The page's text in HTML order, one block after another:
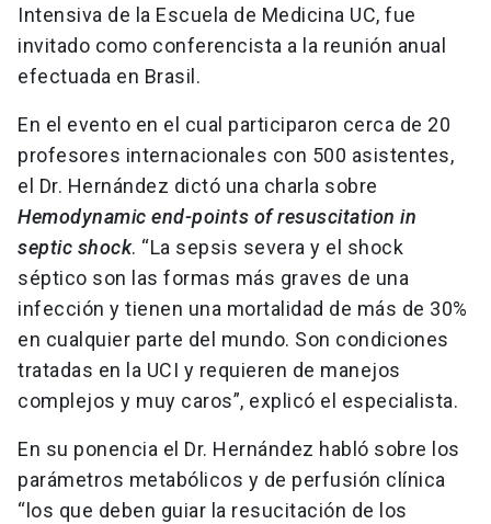
Intensiva de la Escuela de Medicina UC, fue
invitado como conferencista a la reunión anual
efectuada en Brasil.
En el evento en el cual participaron cerca de 20
profesores internacionales con 500 asistentes,
el Dr. Hernández dictó una charla sobre
Hemodynamic end-points of resuscitation in
septic shock. “La sepsis severa y el shock
séptico son las formas más graves de una
infección y tienen una mortalidad de más de 30%
en cualquier parte del mundo. Son condiciones
tratadas en la UCI y requieren de manejos
complejos y muy caros”, explicó el especialista.
En su ponencia el Dr. Hernández habló sobre los
parámetros metabólicos y de perfusión clínica
“los que deben guiar la resucitación de los